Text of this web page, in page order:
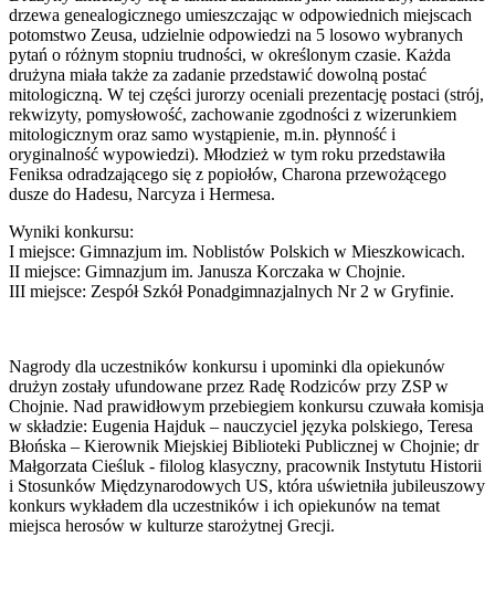
drzewa genealogicznego umieszczając w odpowiednich miejscach
potomstwo Zeusa, udzielnie odpowiedzi na 5 losowo wybranych
pytań o różnym stopniu trudności, w określonym czasie. Każda
drużyna miała także za zadanie przedstawić dowolną postać
mitologiczną. W tej części jurorzy oceniali prezentację postaci (strój,
rekwizyty, pomysłowość, zachowanie zgodności z wizerunkiem
mitologicznym oraz samo wystąpienie, m.in. płynność i
oryginalność wypowiedzi). Młodzież w tym roku przedstawiła
Feniksa odradzającego się z popiołów, Charona przewożącego
dusze do Hadesu, Narcyza i Hermesa.
Wyniki konkursu:
I miejsce: Gimnazjum im. Noblistów Polskich w Mieszkowicach.
II miejsce: Gimnazjum im. Janusza Korczaka w Chojnie.
III miejsce: Zespół Szkół Ponadgimnazjalnych Nr 2 w Gryfinie.
Nagrody dla uczestników konkursu i upominki dla opiekunów
drużyn zostały ufundowane przez Radę Rodziców przy ZSP w
Chojnie. Nad prawidłowym przebiegiem konkursu czuwała komisja
w składzie: Eugenia Hajduk – nauczyciel języka polskiego, Teresa
Błońska – Kierownik Miejskiej Biblioteki Publicznej w Chojnie; dr
Małgorzata Cieśluk - filolog klasyczny, pracownik Instytutu Historii
i Stosunków Międzynarodowych US, która uświetniła jubileuszowy
konkurs wykładem dla uczestników i ich opiekunów na temat
miejsca herosów w kulturze starożytnej Grecji.